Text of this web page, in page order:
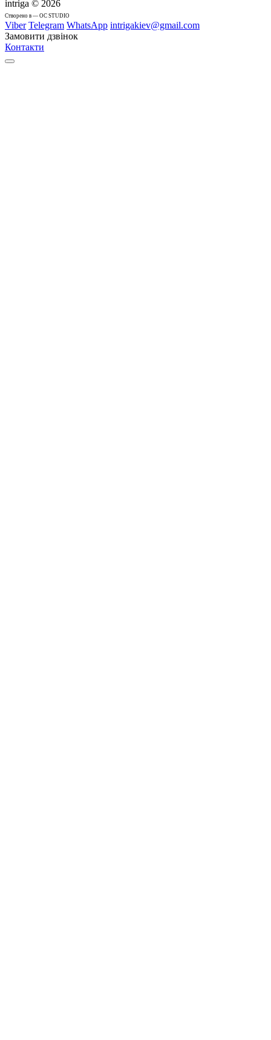
intriga © 2026
Cтворено в — OC STUDIO
Viber Telegram WhatsApp intrigakiev@gmail.com
Замовити дзвінок
Контакти